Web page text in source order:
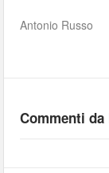
Antonio Russo
Commenti da